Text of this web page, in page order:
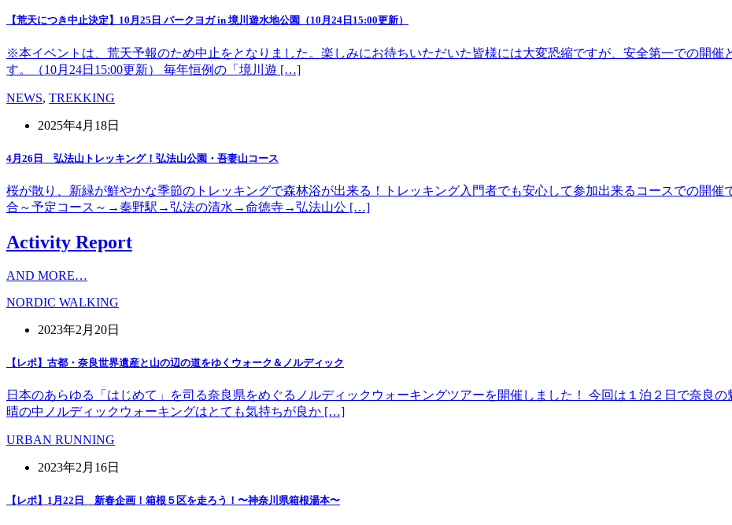
【荒天につき中止決定】10月25日 パークヨガ in 境川遊水地公園（10月24日15:00更新）
※本イベントは、荒天予報のため中止をとなりました。楽しみにお待ちいただいた皆様には大変恐縮ですが、安全第一での開催
す。（10月24日15:00更新） 毎年恒例の「境川遊 […]
NEWS, TREKKING
2025年4月18日
4月26日 弘法山トレッキング！弘法山公園・吾妻山コース
桜が散り、新緑が鮮やかな季節のトレッキングで森林浴が出来る！トレッキング入門者でも安心して参加出来るコースでの開
合～予定コース～→秦野駅→弘法の清水→命徳寺→弘法山公 […]
Activity Report
AND MORE…
NORDIC WALKING
2023年2月20日
【レポ】古都・奈良世界遺産と山の辺の道をゆくウォーク＆ノルディック
日本のあらゆる「はじめて」を司る奈良県をめぐるノルディックウォーキングツアーを開催しました！ 今回は１泊２日で奈良
晴の中ノルディックウォーキングはとても気持ちが良か […]
URBAN RUNNING
2023年2月16日
【レポ】1月22日 新春企画！箱根５区を走ろう！〜神奈川県箱根湯本〜